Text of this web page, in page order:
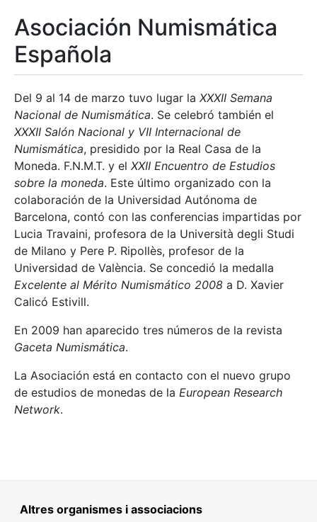
Mostra/Amaga
Asociación Numismática
Española
Del 9 al 14 de marzo tuvo lugar la XXXII Semana
Nacional de Numismática. Se celebró también el
XXXII Salón Nacional y VII Internacional de
Numismática, presidido por la Real Casa de la
Moneda. F.N.M.T. y el XXII Encuentro de Estudios
sobre la moneda. Este último organizado con la
colaboración de la Universidad Autónoma de
Barcelona, contó con las conferencias impartidas por
Lucia Travaini, profesora de la Università degli Studi
de Milano y Pere P. Ripollès, profesor de la
Universidad de València. Se concedió la medalla
Excelente al Mérito Numismático 2008 a D. Xavier
Calicó Estivill.
En 2009 han aparecido tres números de la revista
Gaceta Numismática.
La Asociación está en contacto con el nuevo grupo
de estudios de monedas de la European Research
Network.
Altres organismes i associacions